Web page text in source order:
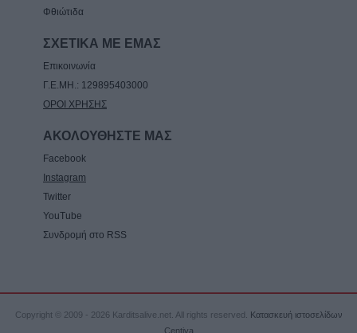
Φθιώτιδα
ΣΧΕΤΙΚΑ ΜΕ ΕΜΑΣ
Επικοινωνία
Γ.Ε.ΜΗ.: 129895403000
ΟΡΟΙ ΧΡΗΣΗΣ
ΑΚΟΛΟΥΘΗΣΤΕ ΜΑΣ
Facebook
Instagram
Twitter
YouTube
Συνδρομή στο RSS
Copyright © 2009 - 2026 Karditsalive.net. All rights reserved. Κατασκευή ιστοσελίδων
Centiva